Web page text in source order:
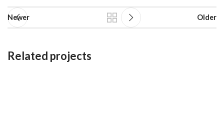
Newer Older
Related projects